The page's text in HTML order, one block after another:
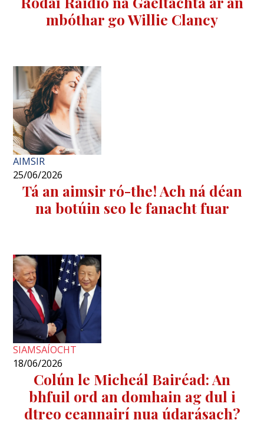
mbóthar go Willie Clancy
AIMSIR
25/06/2026
Tá an aimsir ró-the! Ach ná déan
na botúin seo le fanacht fuar
SIAMSAÍOCHT
18/06/2026
Colún le Micheál Bairéad: An
bhfuil ord an domhain ag dul i
dtreo ceannairí nua údarásach?